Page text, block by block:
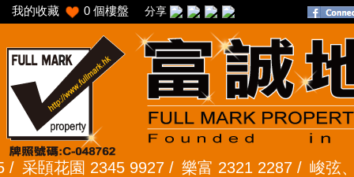
我的收藏 0 個樓盤 分享
頣花園 2345 9927 /樂富 2321 2287 / 峻弦、曉